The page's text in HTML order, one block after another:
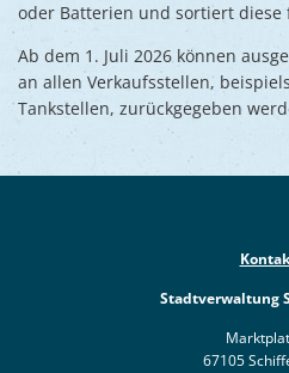
oder Batterien und sortiert diese
Ab dem 1. Juli 2026 können
an allen Verkaufsstellen,
Tankstellen, zurückgegeben
Stadtverwaltung
67105